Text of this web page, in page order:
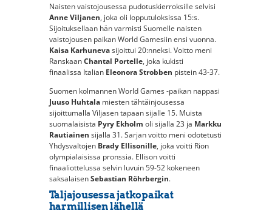
Naisten vaistojousessa pudotuskierroksille selvisi
Anne Viljanen, joka oli lopputuloksissa 15:s.
Sijoituksellaan hän varmisti Suomelle naisten
vaistojousen paikan World Gamesiin ensi vuonna.
Kaisa Karhunevasijoittui 20:nneksi. Voitto meni
RanskaanChantal Portelle, joka kukisti
finaalissa ItalianEleonora Strobben pistein 43-37.
Suomen kolmannen World Games -paikan nappasi
Juuso Huhtala miesten tähtäinjousessa
sijoittumalla Viljasen tapaan sijalle 15. Muista
suomalaisista Pyry Ekholm oli sijalla 23 ja Markku
Rautiainen sijalla 31. Sarjan voitto meni odotetusti
Yhdysvaltojen Brady Ellisonille, joka voitti Rion
olympialaisissa pronssia. Ellison voitti
finaaliottelussa selvin luvuin 59-52 kokeneen
saksalaisenSebastian Röhrbergin.
Taljajousessa jatkopaikat
harmillisen lähellä